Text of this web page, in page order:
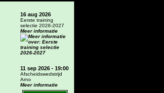
16 aug 2026
Eerste training
selectie 2026-2027
Meer informatie
11 sep 2026 - 19:00
Afscheidswedstrijd
Arno
Meer informatie